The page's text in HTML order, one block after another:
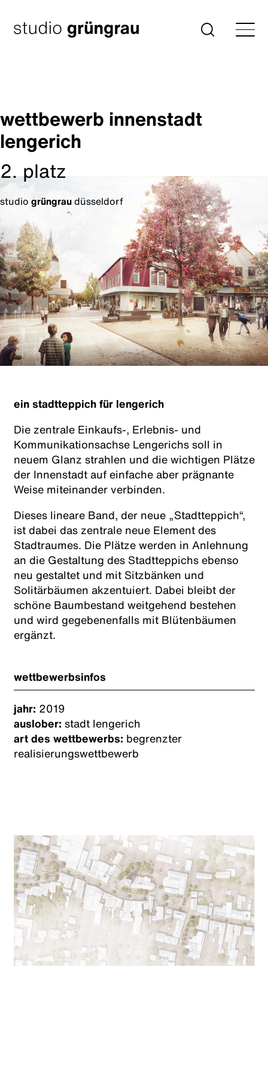
Inhalt
springen
Startseite Suche
wettbewerb innenstadt
lengerich
2. platz
studio grüngraudüsseldorf
ein stadtteppich für lengerich
Die zentrale Einkaufs-, Erlebnis- und
Kommunikationsachse Lengerichs soll in
neuem Glanz strahlen und die wichtigen Plätze
der Innenstadt auf einfache aber prägnante
Weise miteinander verbinden.
Dieses lineare Band, der neue „Stadtteppich“,
ist dabei das zentrale neue Element des
Stadtraumes. Die Plätze werden in Anlehnung
an die Gestaltung des Stadtteppichs ebenso
neu gestaltet und mit Sitzbänken und
Solitärbäumen akzentuiert. Dabei bleibt der
schöne Baumbestand weitgehend bestehen
und wird gegebenenfalls mit Blütenbäumen
ergänzt.
wettbewerbsinfos
jahr: 2019
auslober: stadt lengerich
art des wettbewerbs: begrenzter
realisierungswettbewerb